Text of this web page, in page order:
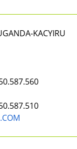
KACYIRU